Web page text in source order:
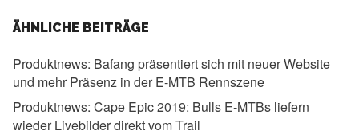
ÄHNLICHE BEITRÄGE
Produktnews: Bafang präsentiert sich mit neuer Website
und mehr Präsenz in der E-MTB Rennszene
Produktnews: Cape Epic 2019: Bulls E-MTBs liefern
wieder Livebilder direkt vom Trail